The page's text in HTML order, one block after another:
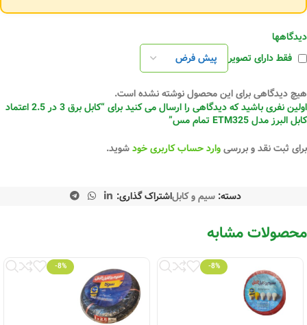
دیدگاهها
فقط دارای تصویر
هیچ دیدگاهی برای این محصول نوشته نشده است.
اولین نفری باشید که دیدگاهی را ارسال می کنید برای “کابل برق 3 در 2.5 اعتماد
کابل البرز مدل ETM325 تمام مس”
برای ثبت نقد و بررسیوارد حساب کاربری خودشوید.
دسته: سیم و کابلاشتراک گذاری:
محصولات مشابه
-8%
-8%